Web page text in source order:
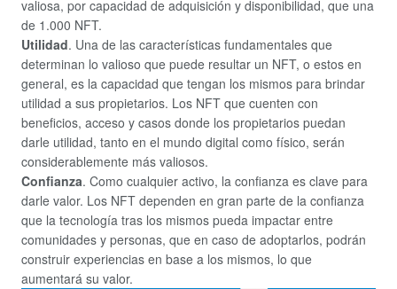
valiosa, por capacidad de adquisición y disponibilidad, que una
de 1.000 NFT.
Utilidad. Una de las características fundamentales que
determinan lo valioso que puede resultar un NFT, o estos en
general, es la capacidad que tengan los mismos para brindar
utilidad a sus propietarios. Los NFT que cuenten con
beneficios, acceso y casos donde los propietarios puedan
darle utilidad, tanto en el mundo digital como físico, serán
considerablemente más valiosos.
Confianza. Como cualquier activo, la confianza es clave para
darle valor. Los NFT dependen en gran parte de la confianza
que la tecnología tras los mismos pueda impactar entre
comunidades y personas, que en caso de adoptarlos, podrán
construir experiencias en base a los mismos, lo que
aumentará su valor.